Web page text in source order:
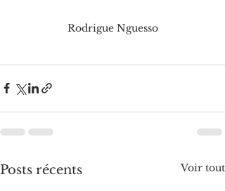
Rodrigue Nguesso
Posts récents Voir tout